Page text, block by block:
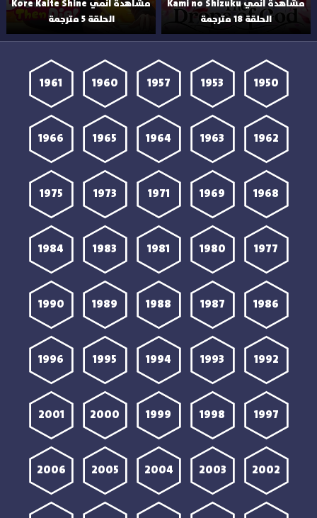
مشاهدة انمي Kami no Shizuku
الحلقة 18 مترجمة
مشاهدة انمي Kore Kaite Shine
الحلقة 5 مترجمة
1950
1953
1957
1960
1961
1962
1963
1964
1965
1966
1968
1969
1971
1973
1975
1977
1980
1981
1983
1984
1986
1987
1988
1989
1990
1992
1993
1994
1995
1996
1997
1998
1999
2000
2001
2002
2003
2004
2005
2006